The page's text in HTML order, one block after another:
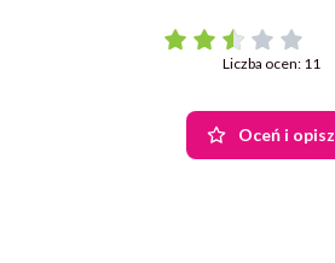
Liczba ocen: 11
Oceń i opisz